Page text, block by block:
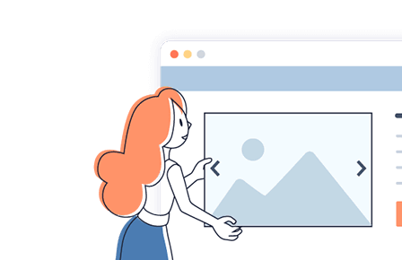
Accueil Album photos Album caché
T2008W